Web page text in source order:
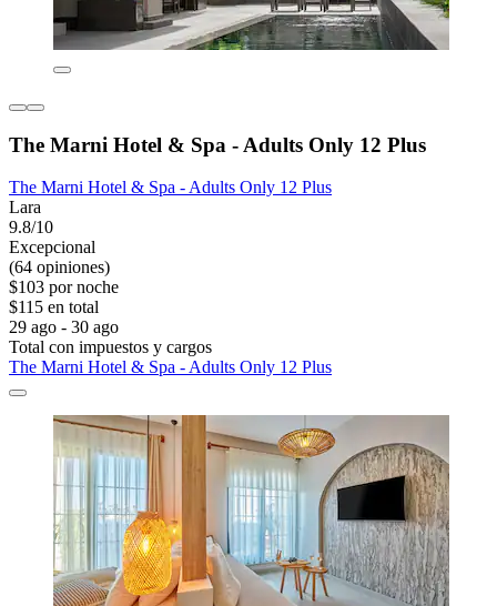
The Marni Hotel & Spa - Adults Only 12 Plus
The Marni Hotel & Spa - Adults Only 12 Plus
Lara
9.8/10
Excepcional
(64 opiniones)
$103 por noche
$115 en total
29 ago - 30 ago
Total con impuestos y cargos
The Marni Hotel & Spa - Adults Only 12 Plus